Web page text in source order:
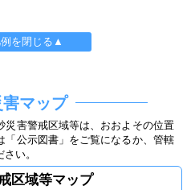
を閉じる▲
マップ
害警戒区域等は、おおよその位置
「公示図書」をご覧になるか、管轄
い。
区域等マップ